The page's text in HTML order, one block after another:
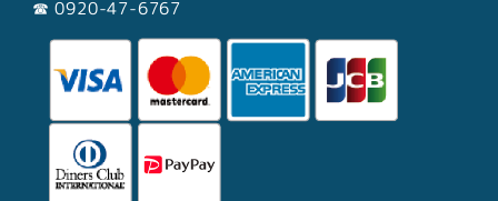
☎︎ 0920-47-6767